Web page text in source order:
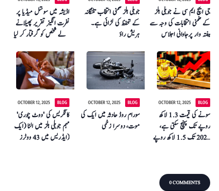
اڈیشہ میں سوشل میڈیا پر
نفرت انگیز تقریر پھیلانے
والے شخص کو گرفتار کر لیا
جوبلی ہلز ضمنی انتخاب تلنگانہ
کے تحفظ کی لڑائی ہے۔
ہریش راؤ
جی ایچ ایم سی نے جوبلی ہلز
کے ضمنی انتخابات کی وجہ سے
ہفتہ وار پرجاوانی اجلاس
BLOG
OCTOBER 12, 2025
کانگریس کی 'ووٹ چوری'
مہم جوبلی ہلز میں الٹا (ایک
ایڈریس میں 43 ووٹرز)
BLOG
OCTOBER 12, 2025
سورام روڈ حادثہ میں ایک کی
موت، دوسرا زخمی
BLOG
OCTOBER 12, 2025
سونے کی قیمت 1.3 لاکھ
روپے تک پہنچ سکتی ہے،
2026 تک 1.5 لاکھ روپے
0 COMMENTS